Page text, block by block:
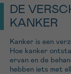
DE
KANKER
Kanker is een
Hoe kanker
ervan en de
hebben iets met